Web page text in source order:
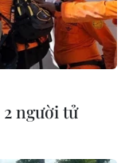
#Bãi lầy sú vẹt
Lidar
người tử